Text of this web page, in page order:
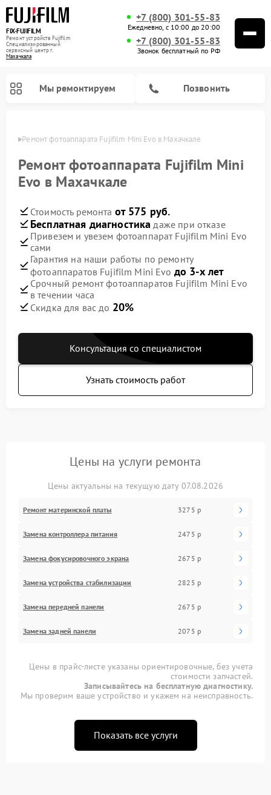
FIX-FUJIFILM
Ремонт устройств Fujifilm
Специализированный
cервисный центр г.
Махачкала
+7 (800) 301-55-83
Ежедневно, с 10:00 до 20:00
+7 (800) 301-55-83
Звонок бесплатный по РФ
Мы ремонтируем Позвонить
Ремонт фотоаппарата Fujifilm Mini Evo в Махачкале
Ремонт фотоаппарата Fujifilm Mini
Evo в Махачкале
Стоимость ремонта от 575 руб.
Бесплатная диагностика даже при отказе
Привезем и увезем фотоаппарат Fujifilm Mini Evo
сами
Гарантия на наши работы по ремонту
фотоаппаратов Fujifilm Mini Evo до 3-х лет
Срочный ремонт фотоаппаратов Fujifilm Mini Evo
в течении часа
Скидка для вас до 20%
Консультация со специалистом
Узнать стоимость работ
Цены на услуги ремонта
Цены актуальны на текущую дату 07.08.2026
Ремонт материнской платы 3275 р
Замена контроллера питания 2475 р
Замена фокусировочного экрана 2675 р
Замена устройства стабилизации 2825 р
Замена передней панели 2675 р
Замена задней панели 2075 р
Цены в прайс-листе указаны ориентировочные, без учета
стоимости запчастей.
Записывайтесь на бесплатную диагностику.
Мы проверим ваше устройство и укажем на неисправность.
Показать все услуги